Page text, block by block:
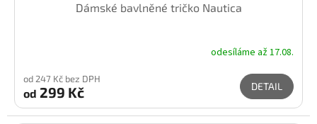
Dámské bavlněné tričko Nautica
odesíláme až 17.08.
od 247 Kč bez DPH
od 299 Kč DETAIL